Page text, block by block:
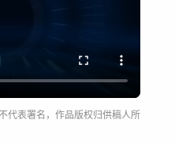
代表署名，作品版权归供稿人所